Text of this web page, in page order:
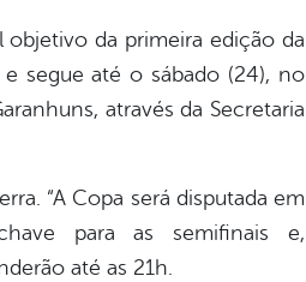
objetivo da primeira edição da
segue até o sábado (24), no
através da Secretaria
“A Copa será disputada em
para as semifinais e,
até as 21h.